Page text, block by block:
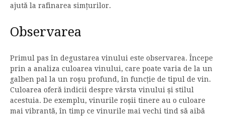
ajută la rafinarea simțurilor.
Observarea
Primul pas în degustarea vinului este observarea. Începe
prin a analiza culoarea vinului, care poate varia de la un
galben pal la un roșu profund, în funcție de tipul de vin.
Culoarea oferă indicii despre vârsta vinului și stilul
acestuia. De exemplu, vinurile roșii tinere au o culoare
mai vibrantă, în timp ce vinurile mai vechi tind să aibă